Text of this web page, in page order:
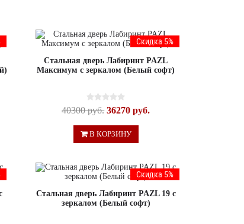
Скидка 5%
Стальная дверь Лабиринт PAZL
Максимум с зеркалом (Белый софт)
40300 руб. 36270 руб.
В КОРЗИНУ
Скидка 5%
Стальная дверь Лабиринт PAZL 19 с
зеркалом (Белый софт)